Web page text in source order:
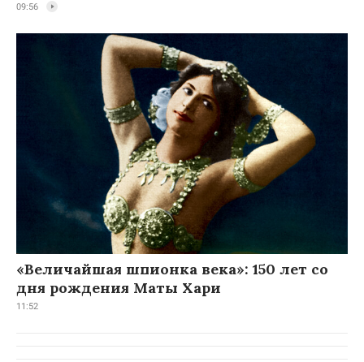
09:56
«Величайшая шпионка века»: 150 лет со
дня рождения Маты Хари
11:52